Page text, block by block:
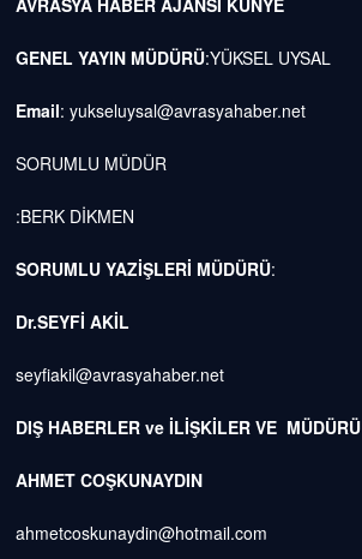
GENEL YAYIN MÜDÜRÜ:YÜKSEL UYSAL
Email:yukseluysal@avrasyahaber.net
SORUMLU MÜDÜR
:BERK DİKMEN
SORUMLU YAZİŞLERİ MÜDÜRÜ:
Dr.SEYFİ AKİL
seyfiakil@avrasyahaber.net
DIŞ HABERLER ve İLİŞKİLER VE MÜDÜRÜ
AHMET COŞKUNAYDIN
ahmetcoskunaydin@hotmail.com